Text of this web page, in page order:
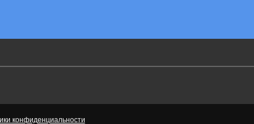
конфиденциальности